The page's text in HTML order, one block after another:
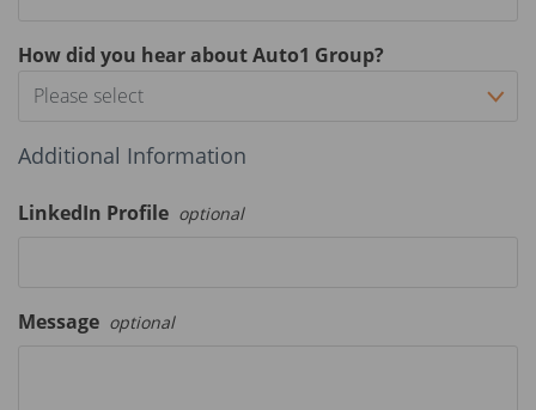
How did you hear about Auto1 Group?
Please select
Additional Information
LinkedIn Profile optional
Message optional